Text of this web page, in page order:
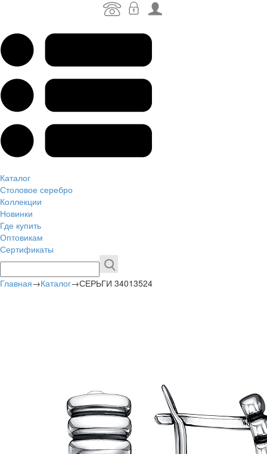
Каталог
Столовое серебро
Коллекции
Новинки
Где купить
Оптовикам
Сертификаты
Главная→Каталог→СЕРЬГИ 34013524